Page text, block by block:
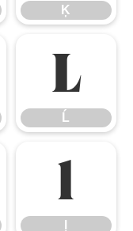
Ķ
Ĺ
Ĺ
ļ